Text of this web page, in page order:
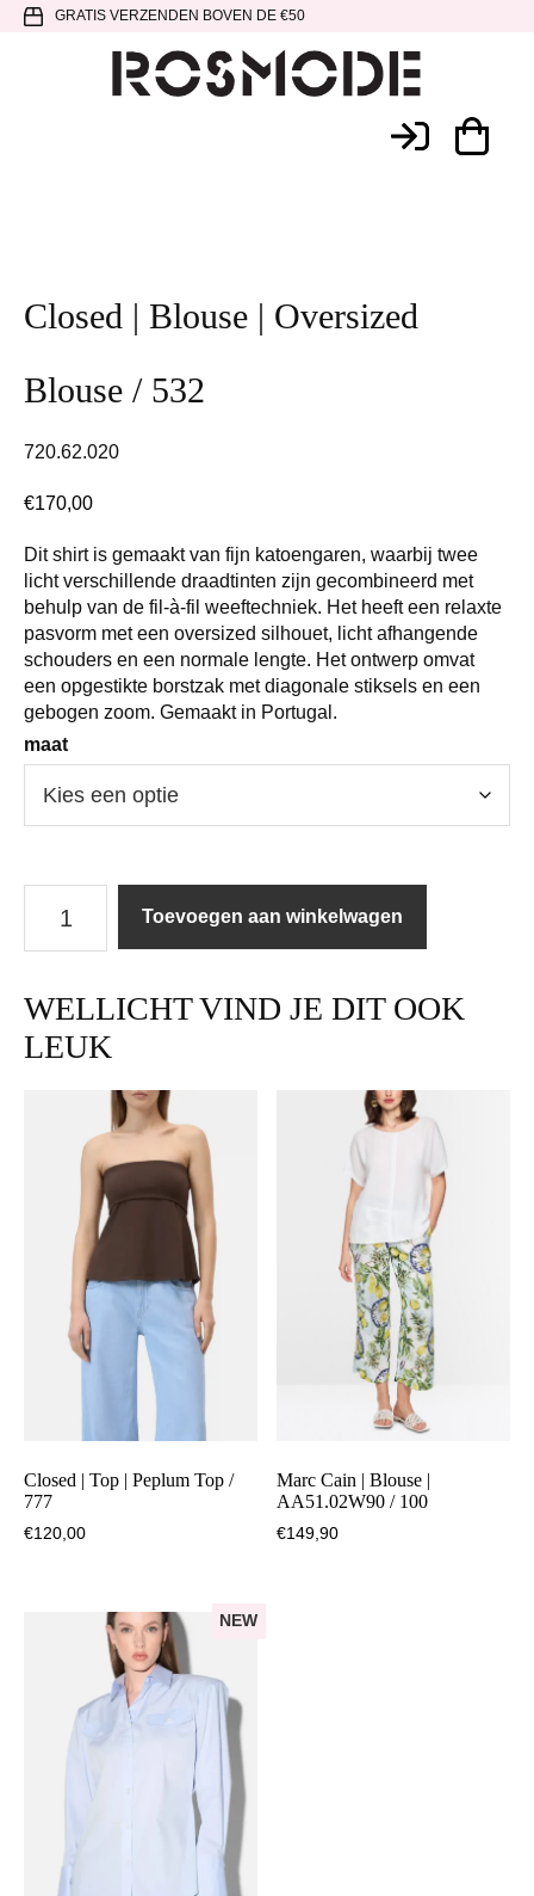
Spring
hoofdnavigatie
Door
SpringGRATIS VERZENDEN BOVEN DE €50
Closed | Blouse | Oversized
Blouse / 532
720.62.020
€170,00
Dit shirt is gemaakt van fijn katoengaren, waarbij twee
licht verschillende draadtinten zijn gecombineerd met
behulp van de fil-à-fil weeftechniek. Het heeft een relaxte
pasvorm met een oversized silhouet, licht afhangende
schouders en een normale lengte. Het ontwerp omvat
een opgestikte borstzak met diagonale stiksels en een
gebogen zoom. Gemaakt in Portugal.
maat
Blouse
Oversized
/
Toevoegen aan winkelwagen
WELLICHT VIND JE DIT OOK
LEUK
Closed | Top | Peplum Top /
777
€120,00
Marc Cain | Blouse |
AA51.02W90 / 100
€149,90
NEW